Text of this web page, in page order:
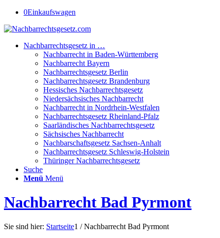
0Einkaufswagen
Nachbarrechtsgesetz in …
Nachbarrecht in Baden-Württemberg
Nachbarrecht Bayern
Nachbarrechtsgesetz Berlin
Nachbarrechtsgesetz Brandenburg
Hessisches Nachbarrechtsgesetz
Niedersächsisches Nachbarrecht
Nachbarrecht in Nordrhein-Westfalen
Nachbarrechtsgesetz Rheinland-Pfalz
Saarländisches Nachbarrechtsgesetz
Sächsisches Nachbarrecht
Nachbarschaftsgesetz Sachsen-Anhalt
Nachbarrechtsgesetz Schleswig-Holstein
Thüringer Nachbarrechtsgesetz
Suche
Menü Menü
Nachbarrecht Bad Pyrmont
Sie sind hier: Startseite1 / Nachbarrecht Bad Pyrmont